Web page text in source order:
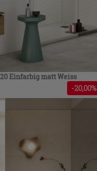
Einfarbig matt Weiss
-20,00%